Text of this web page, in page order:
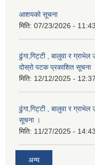
आशयको सूचना
मिति: 07/23/2026 - 11:43
ढुंगा,गिट्टी , बालुवा र
दोस्रो पटक प्रकाशित सूचना
मिति: 12/12/2025 - 12:37
ढुंगा,गिट्टी , बालुवा र
सूचना ।
मिति: 11/27/2025 - 14:43
अन्य